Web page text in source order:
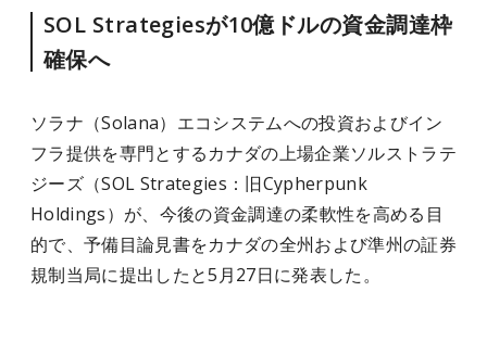
SOL Strategiesが10億ドルの資金調達枠
確保へ
ソラナ（Solana）エコシステムへの投資およびイン
フラ提供を専門とするカナダの上場企業ソルストラテ
ジーズ（SOL Strategies：旧Cypherpunk
Holdings）が、今後の資金調達の柔軟性を高める目
的で、予備目論見書をカナダの全州および準州の証券
規制当局に提出したと5月27日に発表した。